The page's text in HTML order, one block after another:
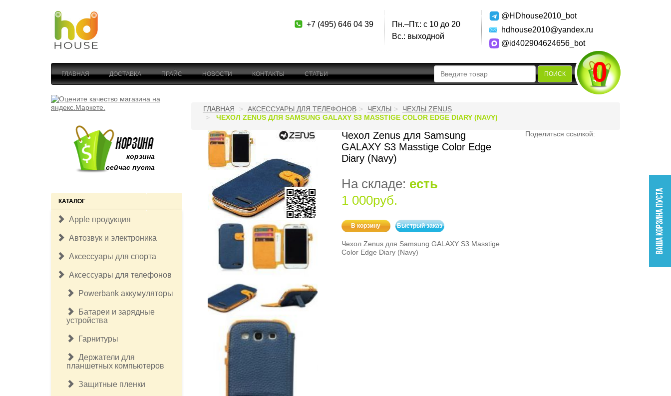
+7 (495) 646 04 39
Пн.–Пт.: с 10 до 20
Вс.: выходной
@HDhouse2010_bot
hdhouse2010@yandex.ru
@id402904624656_bot
ГЛАВНАЯ ДОСТАВКА ПРАЙС НОВОСТИ КОНТАКТЫ СТАТЬИ ПОИСК 0
корзина
сейчас пуста
КАТАЛОГ
Apple продукция
Автозвук и электроника
Аксессуары для спорта
Аксессуары для телефонов
Powerbank аккумуляторы
Батареи и зарядные
устройства
Гарнитуры
Держатели для
планшетных компьютеров
Защитные пленки
ГЛАВНАЯ АКСЕССУАРЫ ДЛЯ ТЕЛЕФОНОВ ЧЕХЛЫ
ЧЕХЛЫ ZENUS
ЧЕХОЛ ZENUS ДЛЯ SAMSUNG GALAXY S3 MASSTIGE COLOR EDGE DIARY (NAVY)
Чехол Zenus для Samsung
GALAXY S3 Masstige Color Edge
Diary (Navy)
На складе: есть
1 000руб.
В корзину Быстрый заказ
Чехол Zenus для Samsung GALAXY S3 Masstige
Color Edge Diary (Navy)
Поделиться ссылкой: